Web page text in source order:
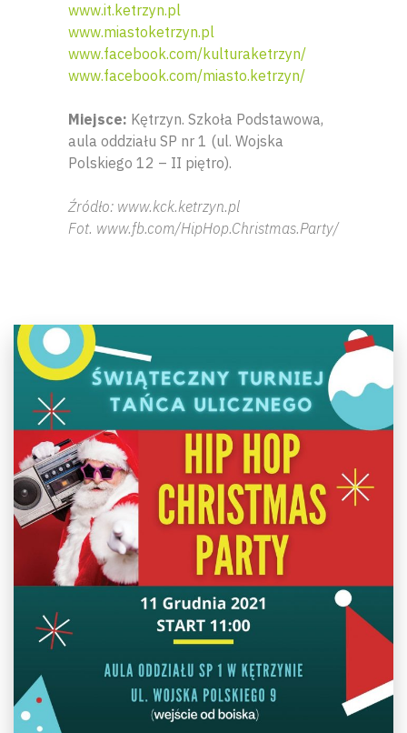
www.it.ketrzyn.pl
www.miastoketrzyn.pl
www.facebook.com/kulturaketrzyn/
www.facebook.com/miasto.ketrzyn/
Miejsce: Kętrzyn. Szkoła Podstawowa,
aula oddziału SP nr 1 (ul. Wojska
Polskiego 12 – II piętro).
Źródło: www.kck.ketrzyn.pl
Fot. www.fb.com/HipHop.Christmas.Party/